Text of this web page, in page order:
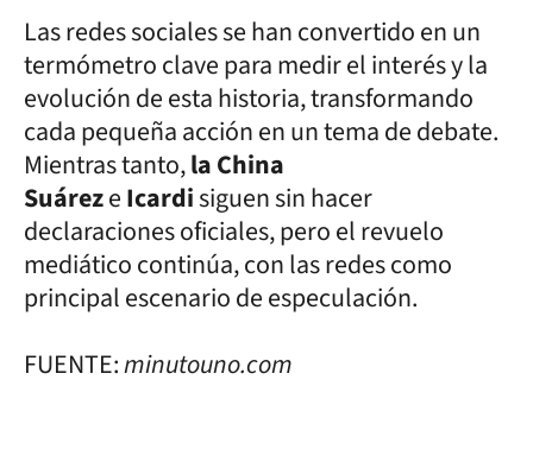
Las redes sociales se han convertido en un
termómetro clave para medir el interés y la
evolución de esta historia, transformando
cada pequeña acción en un tema de debate.
Mientras tanto,la China
SuárezeIcardisiguen sin hacer
declaraciones oficiales, pero el revuelo
mediático continúa, con las redes como
principal escenario de especulación.
FUENTE:minutouno.com